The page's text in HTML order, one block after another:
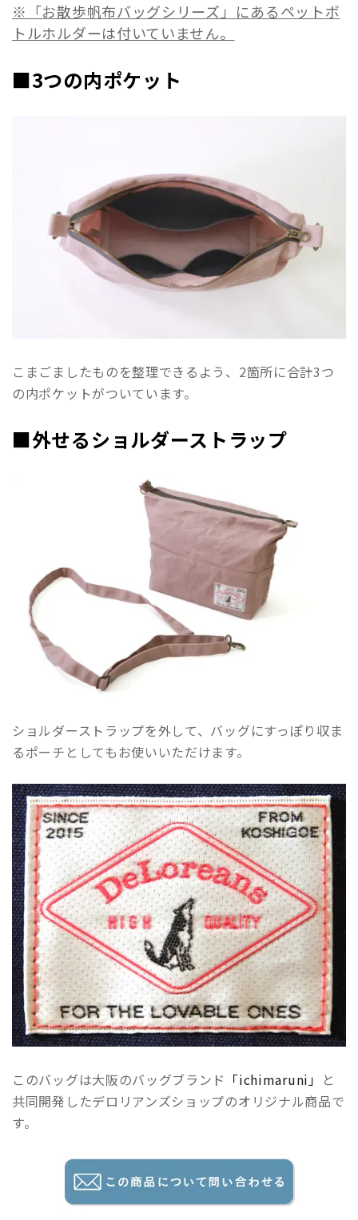
※「お散歩帆布バッグシリーズ」にあるペットボ
トルホルダーは付いていません。
■3つの内ポケット
こまごましたものを整理できるよう、2箇所に合計3つ
の内ポケットがついています。
■外せるショルダーストラップ
ショルダーストラップを外して、バッグにすっぽり収ま
るポーチとしてもお使いいただけます。
このバッグは大阪のバッグブランド 「ichimaruni」 と
共同開発したデロリアンズショップのオリジナル商品で
す。